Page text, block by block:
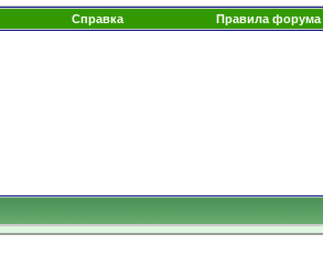
Справка Правила форума